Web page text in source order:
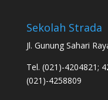
Sekolah Strada
Jl. Gunung Sahari
Tel. (021)-4204821;
(021)-4258809